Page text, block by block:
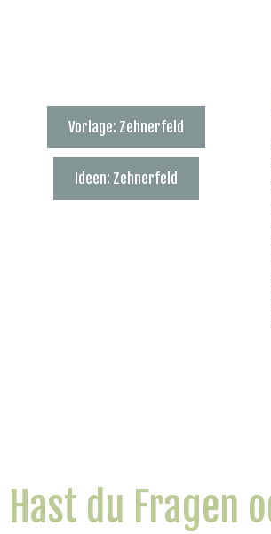
Vorlage: Zehnerfeld
Ideen: Zehnerfeld
Hast du Fragen